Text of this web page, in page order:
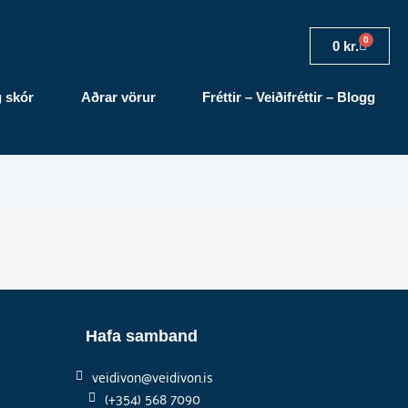
0 kr. 0
Cart
skór Aðrar vörur Fréttir – Veiðifréttir – Blogg
Hafa samband
veidivon@veidivon.is
(+354) 568 7090